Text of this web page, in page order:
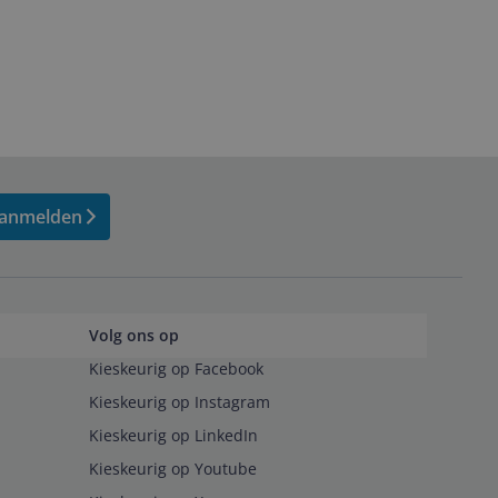
Volg ons op
Kieskeurig op Facebook
Kieskeurig op Instagram
Kieskeurig op LinkedIn
Kieskeurig op Youtube